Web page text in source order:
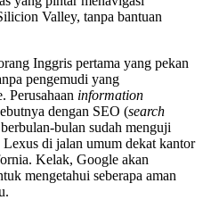
Valley, tanpa bantuan
Inggris pertama yang pekan
pengemudi yang
Perusahaan information
dengan SEO (search
bulan sudah menguji
di jalan umum dekat kantor
Kelak, Google akan
mengetahui seberapa aman